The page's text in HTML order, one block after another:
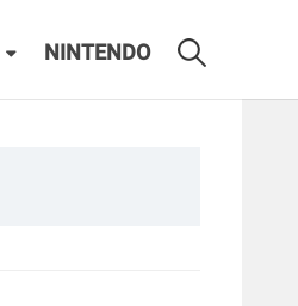
NINTENDO